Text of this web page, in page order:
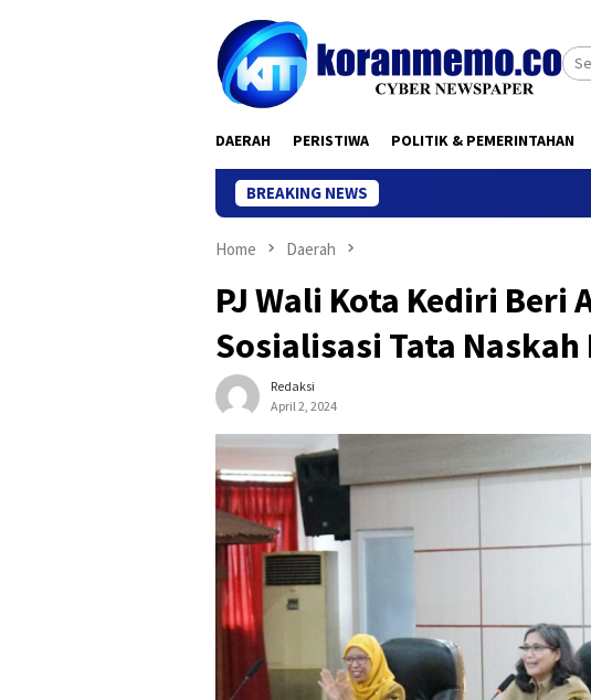
DAERAH PERISTIWA POLITIK & PEMERINTAHAN
BREAKING NEWS
Home Daerah
PJ Wali Kota Kediri Beri
Sosialisasi Tata Naskah
Redaksi
April 2, 2024